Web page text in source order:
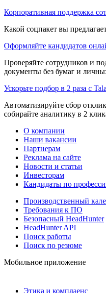
Корпоративная поддержка
Какой соцпакет вы
Оформляйте кандидатов
Проверяйте сотрудников и
документы без бумаг и
Ускорьте подбор в 2 раза с
Автоматизируйте сбор
собирайте аналитику в 2
О компании
Наши вакансии
Партнерам
Реклама на сайте
Новости и статьи
Инвесторам
Кандидаты по
Производственный
Требования к ПО
Безопасный HeadHunter
HeadHunter API
Поиск работы
Поиск по резюме
Мобильное приложение
Этика и комплаенс